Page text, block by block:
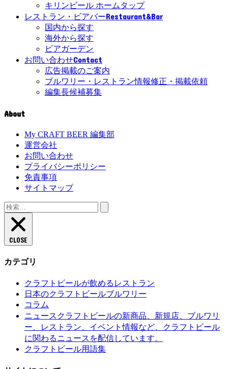
キリンビール ホームタップ
レストラン・ビアバーRestaurant&Bar
国内から探す
海外から探す
ビアガーデン
お問い合わせContact
広告掲載のご案内
ブルワリー・レストラン情報修正・掲載依頼
編集長候補募集
About
My CRAFT BEER 編集部
運営会社
お問い合わせ
プライバシーポリシー
免責事項
サイトマップ
検
索:
CLOSE
カテゴリ
クラフトビールが飲めるレストラン
日本のクラフトビールブルワリー
コラム
ニュース クラフトビールの新商品、新規店、ブルワリ
ー、レストラン、イベント情報など、クラフトビール
に関わるニュースを配信しています。
クラフトビール用語集